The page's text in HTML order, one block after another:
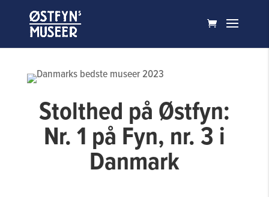
Stolthed på Østfyn:
Nr. 1 på Fyn, nr. 3 i
Danmark